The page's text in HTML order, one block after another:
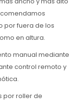
por fuera de los
en altura.
manual mediante
control remoto y
por roller de